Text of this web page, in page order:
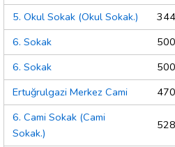
5. Okul Sokak (Okul Sokak.)
6. Sokak
6. Sokak
Ertuğrulgazi Merkez Cami
6. Cami Sokak (Cami
Sokak.)